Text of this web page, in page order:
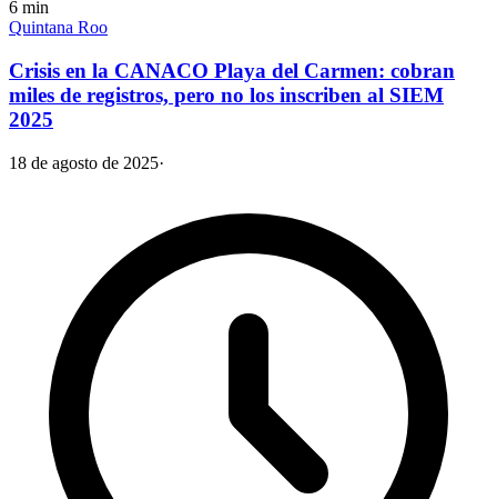
6 min
Quintana Roo
Crisis en la CANACO Playa del Carmen: cobran
miles de registros, pero no los inscriben al SIEM
2025
18 de agosto de 2025·